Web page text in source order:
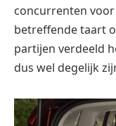
concurrenten
betreffende taart
partijen verdeeld
dus wel degelijk